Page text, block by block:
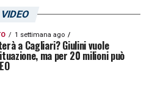
ad alcune assenze e
elementi. È un trofeo
a Gigi Riva, che
fonte di ispirazione per
VIDEO
1 settimana ago
a Cagliari? Giulini vuole
ma per 20 milioni può